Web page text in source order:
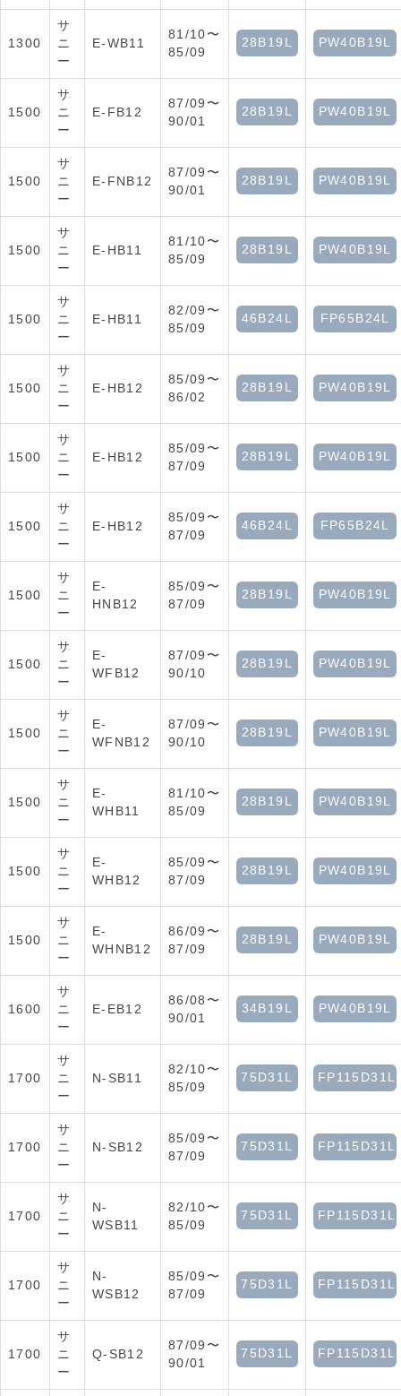
1300
サ
ニ
ー
E-WB11
81/10〜
85/09
28B19L PW40B19L
1500
サ
ニ
ー
E-FB12
87/09〜
90/01
28B19L PW40B19L
1500
サ
ニ
ー
E-FNB12
87/09〜
90/01
28B19L PW40B19L
1500
サ
ニ
ー
E-HB11
81/10〜
85/09
28B19L PW40B19L
1500
サ
ニ
ー
E-HB11
82/09〜
85/09
46B24L FP65B24L
1500
サ
ニ
ー
E-HB12
85/09〜
86/02
28B19L PW40B19L
1500
サ
ニ
ー
E-HB12
85/09〜
87/09
28B19L PW40B19L
1500
サ
ニ
ー
E-HB12
85/09〜
87/09
46B24L FP65B24L
1500
サ
ニ
ー
E-
HNB12
85/09〜
87/09
28B19L PW40B19L
1500
サ
ニ
ー
E-
WFB12
87/09〜
90/10
28B19L PW40B19L
1500
サ
ニ
ー
E-
WFNB12
87/09〜
90/10
28B19L PW40B19L
1500
サ
ニ
ー
E-
WHB11
81/10〜
85/09
28B19L PW40B19L
1500
サ
ニ
ー
E-
WHB12
85/09〜
87/09
28B19L PW40B19L
1500
サ
ニ
ー
E-
WHNB12
86/09〜
87/09
28B19L PW40B19L
1600
サ
ニ
ー
E-EB12
86/08〜
90/01
34B19L PW40B19L
1700
サ
ニ
ー
N-SB11
82/10〜
85/09
75D31L FP115D31L
1700
サ
ニ
ー
N-SB12
85/09〜
87/09
75D31L FP115D31L
1700
サ
ニ
ー
N-
WSB11
82/10〜
85/09
75D31L FP115D31L
1700
サ
ニ
ー
N-
WSB12
85/09〜
87/09
75D31L FP115D31L
1700
サ
ニ
ー
Q-SB12
87/09〜
90/01
75D31L FP115D31L